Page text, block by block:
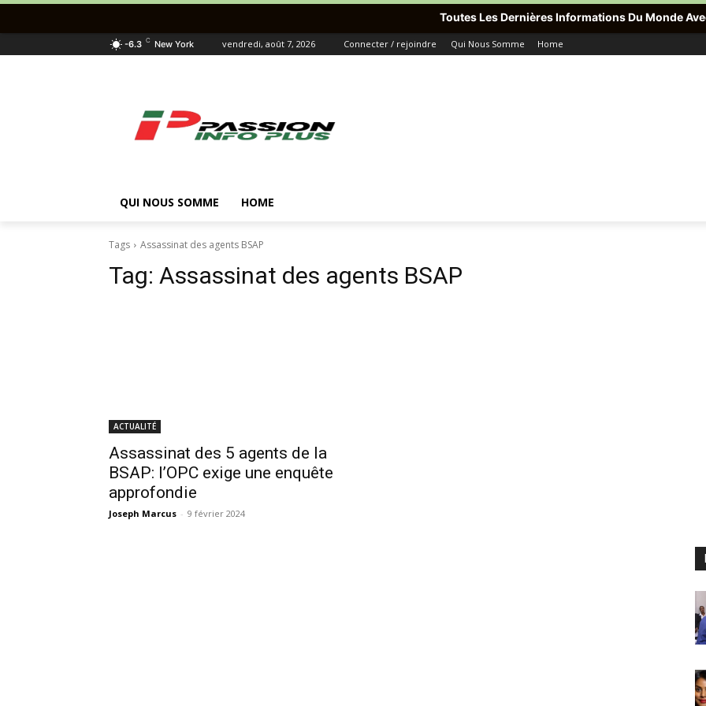
-6.3 C New York vendredi, août 7, 2026 Connecter / rejoindre Qui Nous Somme Home
QUI NOUS SOMME HOME
Tags Assassinat des agents BSAP
Tag: Assassinat des agents BSAP
ACTUALITÉ
Assassinat des 5 agents de la
BSAP: l’OPC exige une enquête
approfondie
Joseph Marcus - 9 février 2024
Toutes Les Dernières Informations Du Monde